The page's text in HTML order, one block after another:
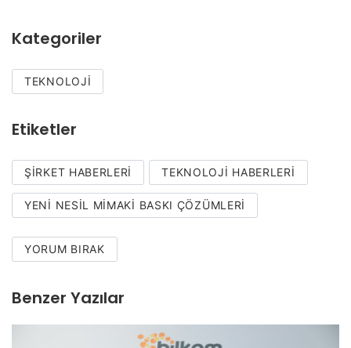
Kategoriler
TEKNOLOJI
Etiketler
ŞIRKET HABERLERI TEKNOLOJI HABERLERI
YENI NESIL MIMAKI BASKI ÇÖZÜMLERI
YORUM BIRAK
Benzer Yazılar